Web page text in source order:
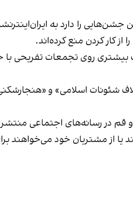
جشن‌هایی را دارد به
کار کردن منع کرده‌اند.
روی تجمعات تفریحی با
اسلامی» و
قم در رسانه‌های اجتماعی
یا از مشتریان خود می‌خواهند